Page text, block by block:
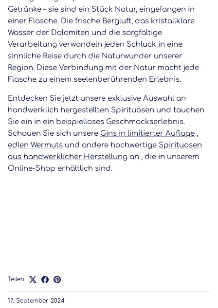
Getränke – sie sind ein Stück Natur, eingefangen in
einer Flasche. Die frische Bergluft, das kristallklare
Wasser der Dolomiten und die sorgfältige
Verarbeitung verwandeln jeden Schluck in eine
sinnliche Reise durch die Naturwunder unserer
Region. Diese Verbindung mit der Natur macht jede
Flasche zu einem seelenberührenden Erlebnis.
Entdecken Sie jetzt unsere exklusive Auswahl an
handwerklich hergestellten Spirituosen und tauchen
Sie ein in ein beispielloses Geschmackserlebnis.
Schauen Sie sich unsere Gins in limitierter Auflage ,
edlen Wermuts und andere hochwertige Spirituosen
aus handwerklicher Herstellung an , die in unserem
Online-Shop erhältlich sind.
Teilen
17. September 2024